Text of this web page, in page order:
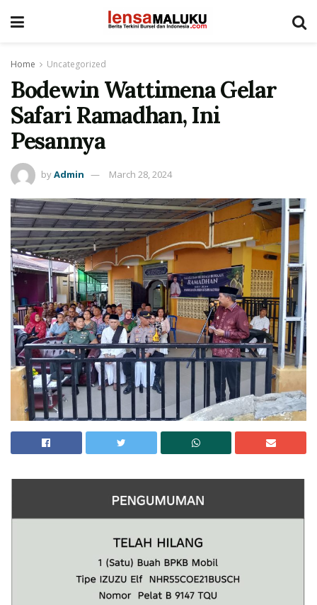
Home Uncategorized
Bodewin Wattimena Gelar
Safari Ramadhan, Ini
Pesannya
byAdmin March 28, 2024